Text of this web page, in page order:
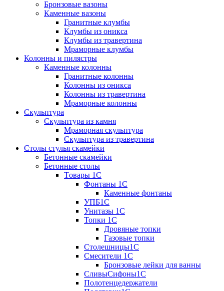
Бронзовые вазоны
Каменные вазоны
Гранитные клумбы
Клумбы из оникса
Клумбы из травертина
Мраморные клумбы
Колонны и пилястры
Каменные колонны
Гранитные колонны
Колонны из оникса
Колонны из травертина
Мраморные колонны
Скульптура
Скульптура из камня
Мраморная скульптура
Скульптура из травертина
Столы стулья скамейки
Бетонные скамейки
Бетонные столы
Tовары 1C
Фонтаны 1C
Каменные фонтаны
УПБ1С
Унитазы 1С
Топки 1С
Дровяные топки
Газовые топки
Столешницы1С
Смесители 1С
Бронзовые лейки для ванны
СливыСифоны1С
Полотенцедержатели